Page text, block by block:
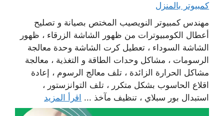
كمبيوتر بالمنزل
مهندس كمبيوتر النويصيب المختص بصيانة و تصليح
أعطال الكومبيوترات من ظهور الشاشة الزرقاء ، ظهور
الشاشة السوداء ، تعطيل كرت الشاشة وحدة معالجة
الرسومات ، مشاكل وحدات الطاقة و التغذية ، معالجة
مشاكل الحرارة الزائدة ، تلف معالج الرسوم ، إعادة
اقلاع الحاسوب بشكل متكرر ، تلف التوانزستور ،
استبدال بور سبلاي ، تنظيف مآخذ ... اقرأ المزيد